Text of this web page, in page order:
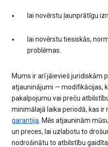
lai novērstu ļaunprātīgu
lai novērstu tiesiskās,
problēmas.
Mums ir arī jāievieš juridiskām
atjauninājumi — modifikācijas,
pakalpojumu vai preču
minimālajā laika periodā, kas ir
garantija . Mēs atjauninām
un preces, lai uzlabotu to
nodrošinātu to atbilstību